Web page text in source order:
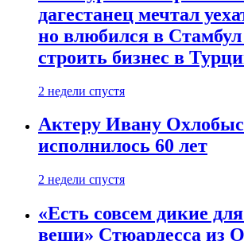
дагестанец мечтал
но влюбился в
строить бизнес в
2 недели спустя
Актеру Ивану
исполнилось 60 лет
2 недели спустя
«Есть совсем дикие
вещи» Стюардесса из